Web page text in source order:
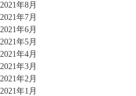
2021年8月
2021年7月
2021年6月
2021年5月
2021年4月
2021年3月
2021年2月
2021年1月